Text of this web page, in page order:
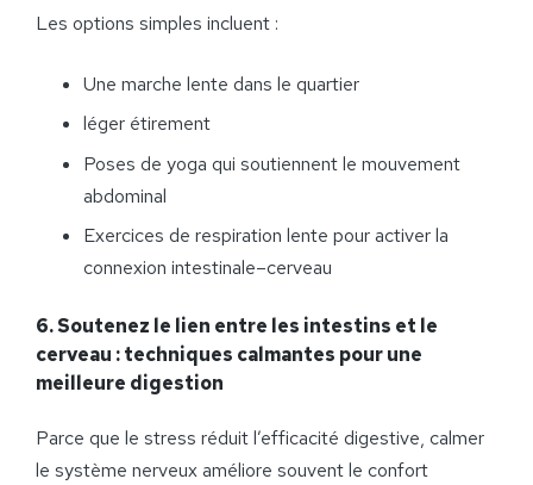
Les options simples incluent :
Une marche lente dans le quartier
léger étirement
Poses de yoga qui soutiennent le mouvement
abdominal
Exercices de respiration lente pour activer la
connexion intestinale–cerveau
6. Soutenez le lien entre les intestins et le
cerveau : techniques calmantes pour une
meilleure digestion
Parce que le stress réduit l’efficacité digestive, calmer
le système nerveux améliore souvent le confort